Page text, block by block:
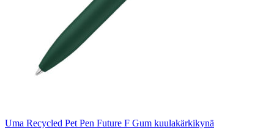
Uma Recycled Pet Pen Future F Gum kuulakärkikynä